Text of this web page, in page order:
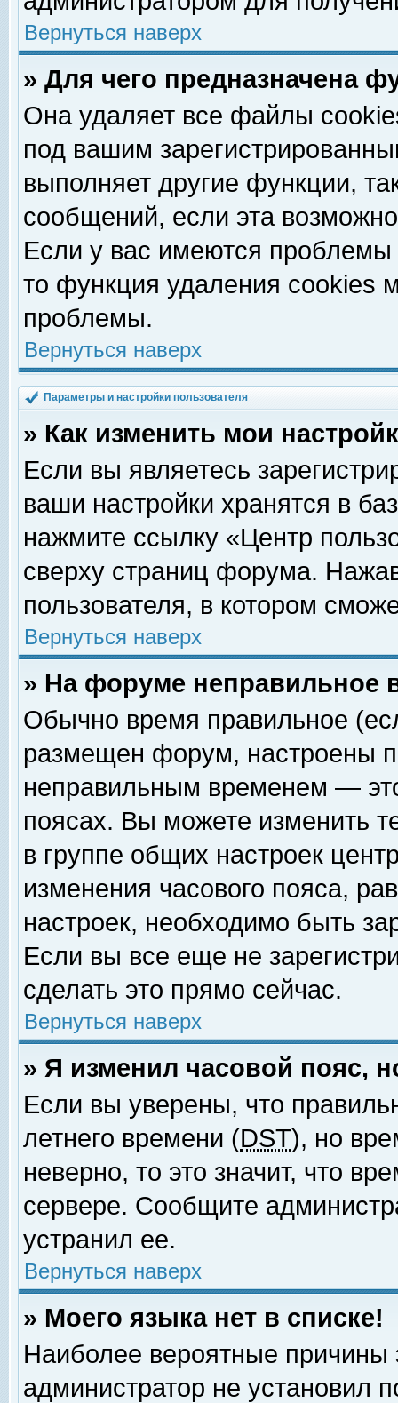
Вернуться наверх
» Для чего предназначена
Она удаляет все файлы
под вашим
выполняет другие функции,
сообщений, если эта
Если у вас имеются
то функция удаления cookies
проблемы.
Вернуться наверх
Параметры и настройки пользователя
» Как изменить мои
Если вы являетесь
ваши настройки хранятся в
нажмите ссылку «Центр
сверху страниц форума.
пользователя, в котором
Вернуться наверх
» На форуме неправильное
Обычно время правильное
размещен форум, настроены
неправильным временем —
поясах. Вы можете изменить
в группе общих настроек
изменения часового пояса,
настроек, необходимо быть
Если вы все еще не
сделать это прямо сейчас.
Вернуться наверх
» Я изменил часовой пояс,
Если вы уверены, что
летнего времени (DST), но
неверно, то это значит, что
сервере. Сообщите
устранил ее.
Вернуться наверх
» Моего языка нет в списке!
Наиболее вероятные причины
администратор не установил